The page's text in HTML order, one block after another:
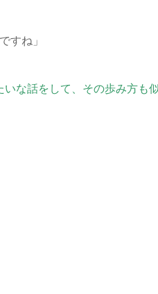
すね」
な話をして、その歩み方も